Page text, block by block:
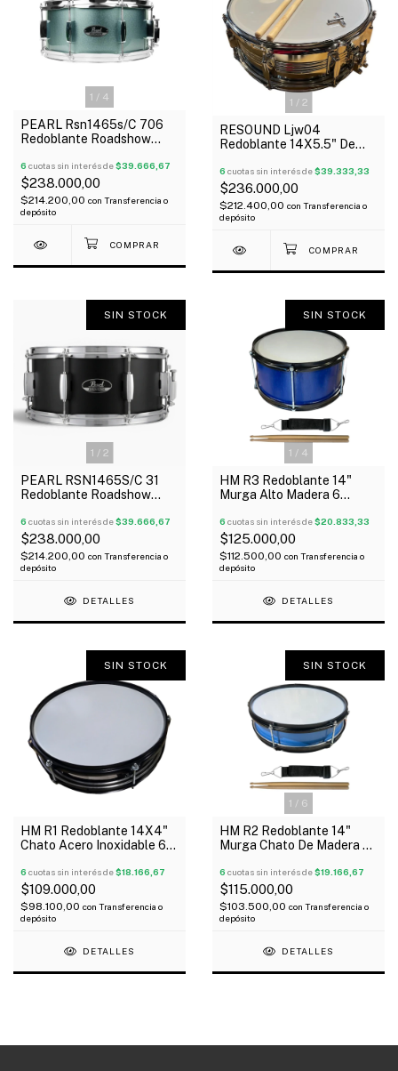
1 / 4
PEARL Rsn1465s/C 706
Redoblante Roadshow
Madera
6 cuotas sin interés de$39.666,67
$238.000,00
$214.200,00 con Transferencia o
depósito
1 / 2
RESOUND Ljw04
Redoblante 14X5.5" De
Palillos
6 cuotas sin interés de$39.333,33
$236.000,00
$212.400,00 con Transferencia o
depósito
1 / 2
SIN STOCK
PEARL RSN1465S/C 31
Redoblante Roadshow
Madera
6 cuotas sin interés de$39.666,67
$238.000,00
$214.200,00 con Transferencia o
depósito
DETALLES
1 / 4
SIN STOCK
HM R3 Redoblante 14"
Murga Alto Madera 6
6 cuotas sin interés de$20.833,33
$125.000,00
$112.500,00 con Transferencia o
depósito
DETALLES
SIN STOCK
HM R1 Redoblante 14X4"
Chato Acero Inoxidable 6
6 cuotas sin interés de$18.166,67
$109.000,00
$98.100,00 con Transferencia o
depósito
DETALLES
1 / 6
SIN STOCK
HM R2 Redoblante 14"
Murga Chato De Madera 6
6 cuotas sin interés de$19.166,67
$115.000,00
$103.500,00 con Transferencia o
depósito
DETALLES